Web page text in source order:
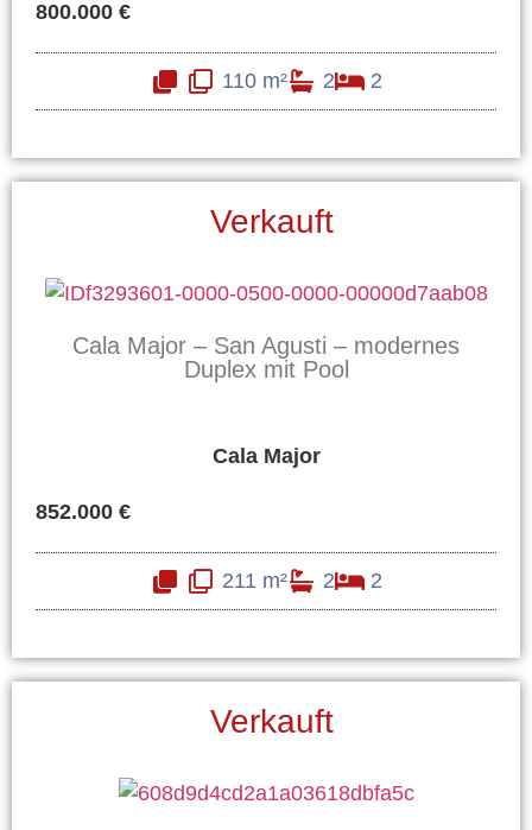
800.000 €
110 m² 2 2
Verkauft
Cala Major – San Agusti – modernes
Duplex mit Pool
Cala Major
852.000 €
211 m² 2 2
Verkauft